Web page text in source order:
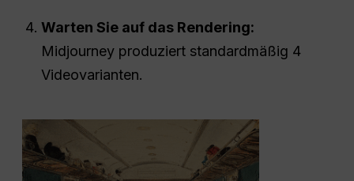
Warten Sie auf das Rendering:
Midjourney produziert standardmäßig 4
Videovarianten.